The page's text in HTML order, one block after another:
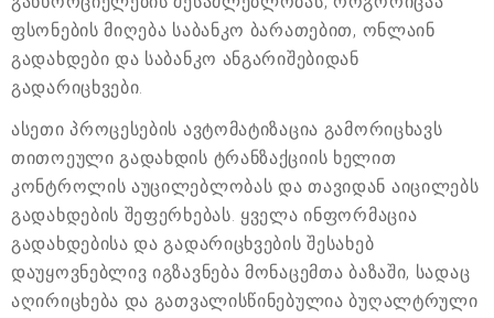
ფსონების მიღება საბანკო ბარათებით, ონლაინ
გადახდები და საბანკო ანგარიშებიდან
გადარიცხვები.
ასეთი პროცესების ავტომატიზაცია გამორიცხავს
თითოეული გადახდის ტრანზაქციის ხელით
კონტროლის აუცილებლობას და თავიდან აიცილებს
გადახდების შეფერხებას. ყველა ინფორმაცია
გადახდებისა და გადარიცხვების შესახებ
დაუყოვნებლივ იგზავნება მონაცემთა ბაზაში, სადაც
აღირიცხება და გათვალისწინებულია ბუღალტრული